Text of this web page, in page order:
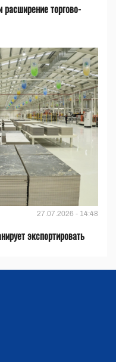
расширение торгово-
27.07.2026 - 14:48
экспортировать